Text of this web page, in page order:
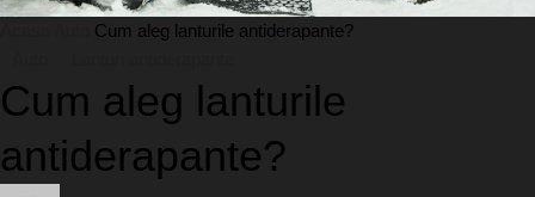
Cum aleg lanturile antiderapante?
Cum aleg lanturile
antiderapante?